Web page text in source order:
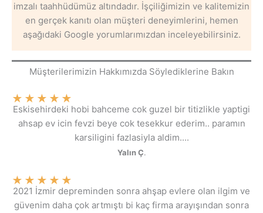
imzalı taahhüdümüz altındadır. İşçiliğimizin ve kalitemizin
en gerçek kanıtı olan müşteri deneyimlerini, hemen
aşağıdaki Google yorumlarımızdan inceleyebilirsiniz.
Müşterilerimizin Hakkımızda Söylediklerine Bakın
★ ★ ★ ★ ★
Eskisehirdeki hobi bahceme cok guzel bir titizlikle yaptigi
ahsap ev icin fevzi beye cok tesekkur ederim.. paramın
karsiligini fazlasiyla aldim....
Yalın Ç.
★ ★ ★ ★ ★
2021 İzmir depreminden sonra ahşap evlere olan ilgim ve
güvenim daha çok artmıştı bi kaç firma arayışından sonra